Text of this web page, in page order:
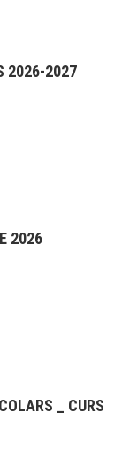
2026-2027
2026
_ CURS